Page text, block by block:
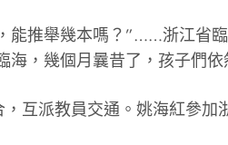
能推舉幾本嗎？”……浙江省
，幾個月曩昔了，孩子們依
互派教員交通。姚海紅參